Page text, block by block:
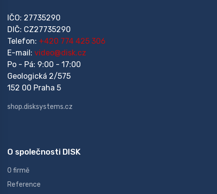
IČO: 27735290
DIČ: CZ27735290
Telefon: +420 774 425 306
E-mail: video@disk.cz
Po - Pá: 9:00 - 17:00
Geologická 2/575
152 00 Praha 5
shop.disksystems.cz
O společnosti DISK
O firmě
Reference